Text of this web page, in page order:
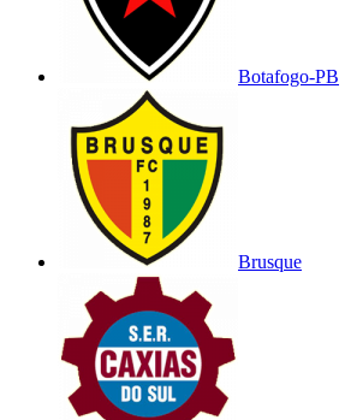
Botafogo-PB
Brusque